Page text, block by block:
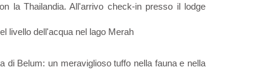
la Thailandia. All'arrivo check-in presso il lodge
livello dell'acqua nel lago Merah
di Belum: un meraviglioso tuffo nella fauna e nella